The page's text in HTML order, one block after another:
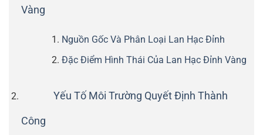
Vàng
Nguồn Gốc Và Phân Loại Lan Hạc Đỉnh
Đặc Điểm Hình Thái Của Lan Hạc Đỉnh Vàng
Yếu Tố Môi Trường Quyết Định Thành
Công